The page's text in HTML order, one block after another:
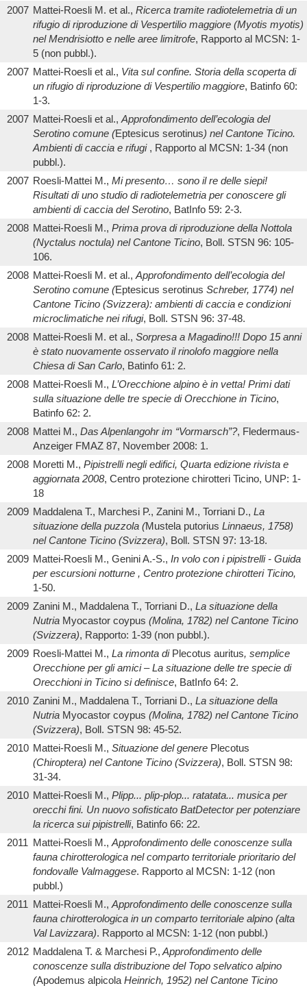
2007 Mattei-Roesli M. et al., Ricerca tramite radiotelemetria di un
rifugio di riproduzione di Vespertilio maggiore (Myotis myotis)
nel Mendrisiotto e nelle aree limitrofe, Rapporto al MCSN: 1-
5 (non pubbl.).
2007 Mattei-Roesli et al., Vita sul confine. Storia della scoperta di
un rifugio di riproduzione di Vespertilio maggiore, Batinfo 60:
1-3.
2007 Mattei-Roesli et al., Approfondimento dell’ecologia del
Serotino comune (Eptesicus serotinus) nel Cantone Ticino.
Ambienti di caccia e rifugi, Rapporto al MCSN: 1-34 (non
pubbl.).
2007 Roesli-Mattei M., Mi presento… sono il re delle siepi!
Risultati di uno studio di radiotelemetria per conoscere gli
ambienti di caccia del Serotino, BatInfo 59: 2-3.
2008 Mattei-Roesli M., Prima prova di riproduzione della Nottola
(Nyctalus noctula) nel Cantone Ticino, Boll. STSN 96: 105-
106.
2008 Mattei-Roesli M. et al., Approfondimento dell’ecologia del
Serotino comune (Eptesicus serotinus Schreber, 1774) nel
Cantone Ticino (Svizzera): ambienti di caccia e condizioni
microclimatiche nei rifugi, Boll. STSN 96: 37-48.
2008 Mattei-Roesli M. et al., Sorpresa a Magadino!!! Dopo 15 anni
è stato nuovamente osservato il rinolofo maggiore nella
Chiesa di San Carlo, Batinfo 61: 2.
2008 Mattei-Roesli M., L’Orecchione alpino è in vetta! Primi dati
sulla situazione delle tre specie di Orecchione in Ticino,
Batinfo 62: 2.
2008 Mattei M., Das Alpenlangohr im “Vormarsch”?, Fledermaus-
Anzeiger FMAZ 87, November 2008: 1.
2008 Moretti M., Pipistrelli negli edifici, Quarta edizione rivista e
aggiornata 2008, Centro protezione chirotteri Ticino, UNP: 1-
18
2009 Maddalena T., Marchesi P., Zanini M., Torriani D., La
situazione della puzzola (Mustela putorius Linnaeus, 1758)
nel Cantone Ticino (Svizzera), Boll. STSN 97: 13-18.
2009 Mattei-Roesli M., Genini A.-S., In volo con i pipistrelli - Guida
per escursioni notturne , Centro protezione chirotteri Ticino,
1-50.
2009 Zanini M., Maddalena T., Torriani D., La situazione della
Nutria Myocastor coypus (Molina, 1782) nel Cantone Ticino
(Svizzera), Rapporto: 1-39 (non pubbl.).
2009 Roesli-Mattei M., La rimonta di Plecotus auritus, semplice
Orecchione per gli amici – La situazione delle tre specie di
Orecchioni in Ticino si definisce, BatInfo 64: 2.
2010 Zanini M., Maddalena T., Torriani D., La situazione della
Nutria Myocastor coypus (Molina, 1782) nel Cantone Ticino
(Svizzera), Boll. STSN 98: 45-52.
2010 Mattei-Roesli M., Situazione del genere Plecotus
(Chiroptera) nel Cantone Ticino (Svizzera), Boll. STSN 98:
31-34.
2010 Mattei-Roesli M., Plipp... plip-plop... ratatata... musica per
orecchi fini. Un nuovo sofisticato BatDetector per potenziare
la ricerca sui pipistrelli, Batinfo 66: 22.
2011 Mattei-Roesli M., Approfondimento delle conoscenze sulla
fauna chirotterologica nel comparto territoriale prioritario del
fondovalle Valmaggese. Rapporto al MCSN: 1-12 (non
pubbl.)
2011 Mattei-Roesli M., Approfondimento delle conoscenze sulla
fauna chirotterologica in un comparto territoriale alpino (alta
Val Lavizzara). Rapporto al MCSN: 1-12 (non pubbl.)
2012 Maddalena T. & Marchesi P., Approfondimento delle
conoscenze sulla distribuzione del Topo selvatico alpino
(Apodemus alpicola Heinrich, 1952) nel Cantone Ticino